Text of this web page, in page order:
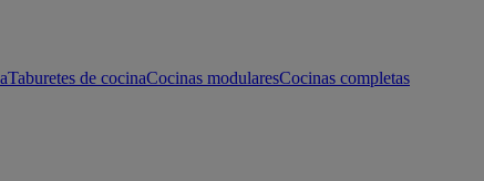
Taburetes de cocinaCocinas modularesCocinas completas